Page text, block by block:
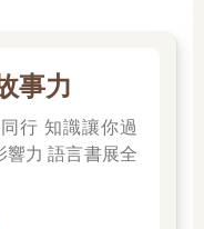
事力
行 知識讓你過
展全